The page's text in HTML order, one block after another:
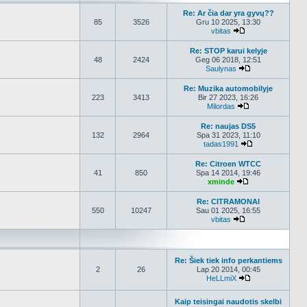
85 3526
Re: Ar čia dar yra gyvų??
Gru 10 2025, 13:30
vbitas
48 2424
Re: STOP karui kelyje
Geg 06 2018, 12:51
Saulynas
223 3413
Re: Muzika automobilyje
Bir 27 2023, 16:26
Milordas
132 2964
Re: naujas DS5
Spa 31 2023, 11:10
tadas1991
41 850
Re: Citroen WTCC
Spa 14 2014, 19:46
xminde
550 10247
Re: CITRAMONAI
Sau 01 2025, 16:55
vbitas
2 26
Re: Šiek tiek info perkantiems
Lap 20 2014, 00:45
HeLLmiX
Kaip teisingai naudotis skelbi